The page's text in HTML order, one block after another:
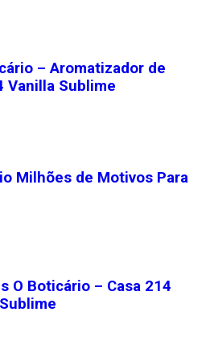
– Aromatizador de
Vanilla Sublime
Milhões de Motivos Para
O Boticário – Casa 214